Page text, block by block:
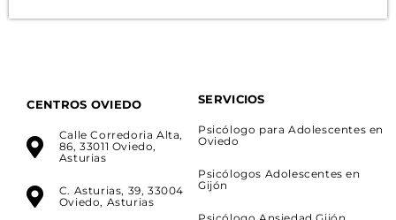
CENTROS OVIEDO
Calle Corredoria Alta,
86, 33011 Oviedo,
Asturias
C. Asturias, 39, 33004
Oviedo, Asturias
SERVICIOS
Psicólogo para Adolescentes en
Oviedo
Psicólogos Adolescentes en
Gijón